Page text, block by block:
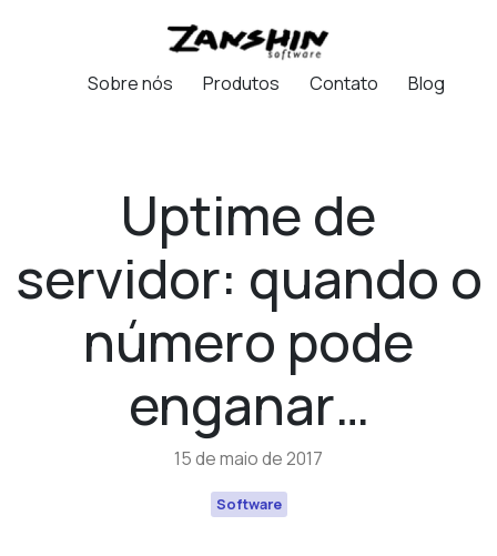
Sobre nós Produtos Contato Blog
Uptime de
servidor: quando o
número pode
enganar…
15 de maio de 2017
Software